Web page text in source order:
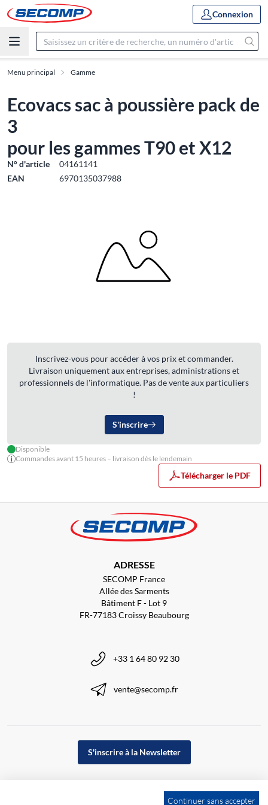
Connexion
Menu principal Gamme
Ecovacs sac à poussière pack de
3
pour les gammes T90 et X12
N° d'article
04161141
EAN
6970135037988
Inscrivez-vous pour accéder à vos prix et commander.
Livraison uniquement aux entreprises, administrations et
professionnels de l'informatique. Pas de vente aux particuliers
!
S'inscrire
Disponible
Commandes avant 15 heures – livraison dès le lendemain
Télécharger le PDF
ADRESSE
SECOMP France
Allée des Sarments
Bâtiment F - Lot 9
FR-77183 Croissy Beaubourg
+33 1 64 80 92 30
vente@secomp.fr
S'inscrire à la Newsletter
Continuer sans accepter